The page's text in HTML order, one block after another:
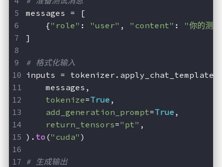
messages = [
    {
"role" : "user" , "content" : "你的测
]
# 格式化输入
inputs = tokenizer.apply_chat_template(
    messages,
tokenize=True ,
add_generation_prompt=True ,
return_tensors="pt" ,
). to ("cuda" )
# 生成输出